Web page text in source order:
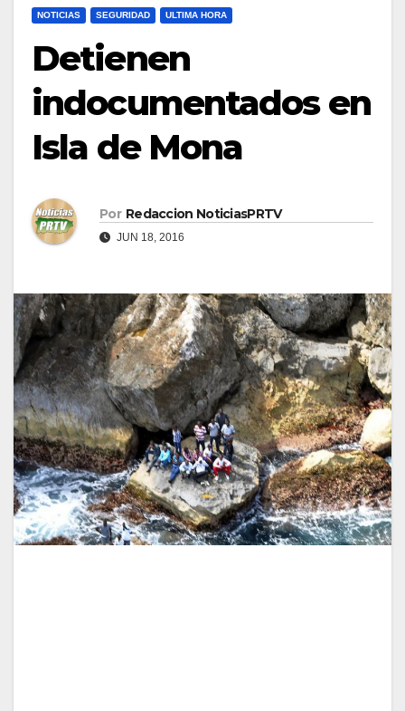
NOTICIAS SEGURIDAD ULTIMA HORA
Detienen
indocumentados en
Isla de Mona
Por Redaccion NoticiasPRTV
JUN 18, 2016